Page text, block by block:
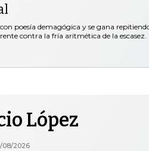
poesía demagógica y se gana
contra la fría aritmética de la escasez.
López
08/2026